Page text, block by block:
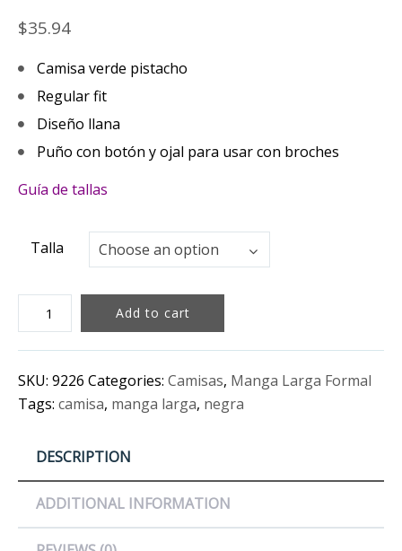
$35.94
Camisa verde pistacho
Regular fit
Diseño llana
Puño con botón y ojal para usar con broches
Guía de tallas
Talla Choose an option
Talla
CAMISA
VERDE
PISTACHO
MANGA
LARGA
Add to cart
SKU: 9226 Categories: Camisas, Manga Larga Formal
Tags: camisa, manga larga, negra
DESCRIPTION
ADDITIONAL INFORMATION